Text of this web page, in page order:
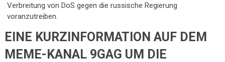
Verbreitung von DoS gegen die russische Regierung
voranzutreiben.
EINE KURZINFORMATION AUF DEM
MEME-KANAL 9GAG UM DIE